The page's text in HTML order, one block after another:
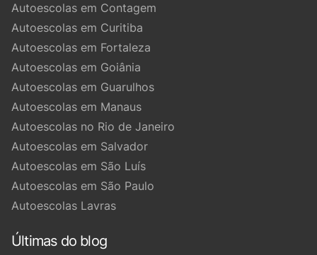
Autoescolas em Contagem
Autoescolas em Curitiba
Autoescolas em Fortaleza
Autoescolas em Goiânia
Autoescolas em Guarulhos
Autoescolas em Manaus
Autoescolas no Rio de Janeiro
Autoescolas em Salvador
Autoescolas em São Luís
Autoescolas em São Paulo
Autoescolas Lavras
Últimas do blog